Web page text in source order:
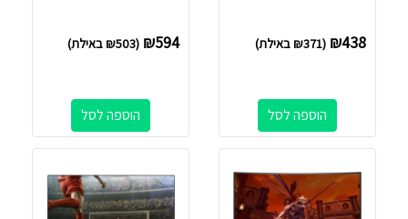
₪438
(
₪371 באילת)
הוספה לסל
₪594
(
₪503 באילת)
הוספה לסל